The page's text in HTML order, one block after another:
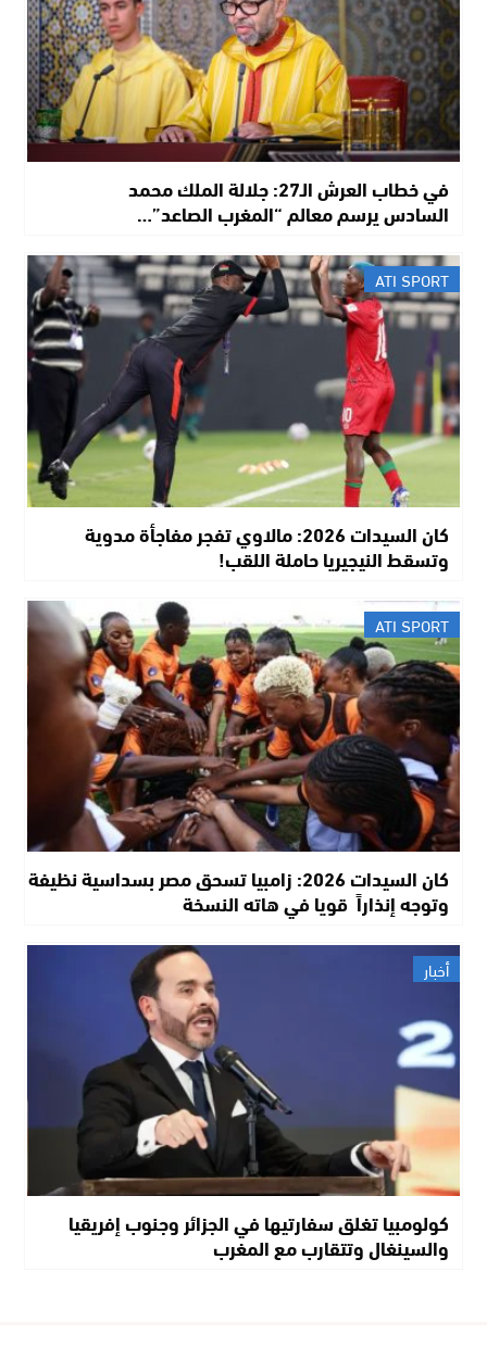
في خطاب العرش الـ27: جلالة الملك محمد
السادس يرسم معالم “المغرب الصاعد”…
ATI SPORT
كان السيدات 2026: مالاوي تفجر مفاجأة مدوية
وتسقط النيجيريا حاملة اللقب!
ATI SPORT
كان السيدات 2026: زامبيا تسحق مصر بسداسية نظيفة
وتوجه إنذاراً قويا في هاته النسخة
أخبار
كولومبيا تغلق سفارتيها في الجزائر وجنوب إفريقيا
والسينغال وتتقارب مع المغرب